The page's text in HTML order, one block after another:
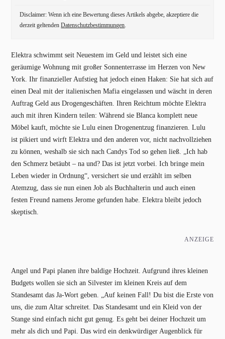
Disclaimer: Wenn ich eine Bewertung dieses Artikels abgebe, akzeptiere die
derzeit geltendenDatenschutzbestimmungen.
Elektra schwimmt seit Neuestem im Geld und leistet sich eine
geräumige Wohnung mit großer Sonnenterrasse im Herzen von New
York. Ihr finanzieller Aufstieg hat jedoch einen Haken: Sie hat sich auf
einen Deal mit der italienischen Mafia eingelassen und wäscht in deren
Auftrag Geld aus Drogengeschäften. Ihren Reichtum möchte Elektra
auch mit ihren Kindern teilen: Während sie Blanca komplett neue
Möbel kauft, möchte sie Lulu einen Drogenentzug finanzieren. Lulu
ist pikiert und wirft Elektra und den anderen vor, nicht nachvollziehen
zu können, weshalb sie sich nach Candys Tod so gehen ließ. „Ich hab
den Schmerz betäubt – na und? Das ist jetzt vorbei. Ich bringe mein
Leben wieder in Ordnung“, versichert sie und erzählt im selben
Atemzug, dass sie nun einen Job als Buchhalterin und auch einen
festen Freund namens Jerome gefunden habe. Elektra bleibt jedoch
skeptisch.
ANZEIGE
Angel und Papi planen ihre baldige Hochzeit. Aufgrund ihres kleinen
Budgets wollen sie sich an Silvester im kleinen Kreis auf dem
Standesamt das Ja-Wort geben. „Auf keinen Fall! Du bist die Erste von
uns, die zum Altar schreitet. Das Standesamt und ein Kleid von der
Stange sind einfach nicht gut genug. Es geht bei deiner Hochzeit um
mehr als dich und Papi. Das wird ein denkwürdiger Augenblick für